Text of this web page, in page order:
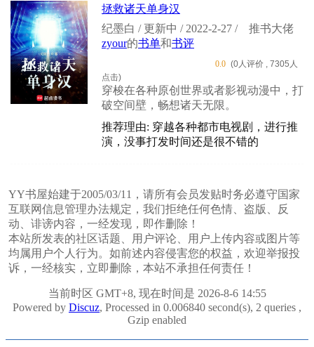
拯救诸天单身汉
纪墨白 / 更新中 / 2022-2-27 /
推书大佬
zyour的书单和书评
0.0 (0人评价 , 7305人
点击)
穿梭在各种原创世界或者影视动漫中，打
破空间壁，畅想诸天无限。
推荐理由: 穿越各种都市电视剧，进行推
演，没事打发时间还是很不错的
YY书屋始建于2005/03/11，请所有会员发贴时务必遵守国家
互联网信息管理办法规定，我们拒绝任何色情、盗版、反
动、诽谤内容，一经发现，即作删除！
本站所发表的社区话题、用户评论、用户上传内容或图片等
均属用户个人行为。如前述内容侵害您的权益，欢迎举报投
诉，一经核实，立即删除，本站不承担任何责任！
当前时区 GMT+8, 现在时间是 2026-8-6 14:55
Powered by Discuz, Processed in 0.006840 second(s), 2 queries ,
Gzip enabled